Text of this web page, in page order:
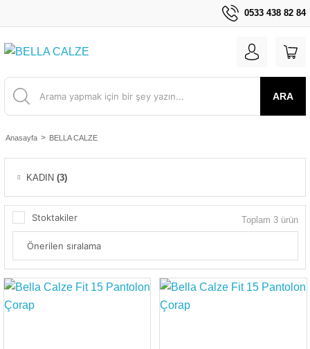
0533 438 82 84
ARA
Anasayfa BELLA CALZE
KADIN (3)
Stoktakiler Toplam 3 ürün